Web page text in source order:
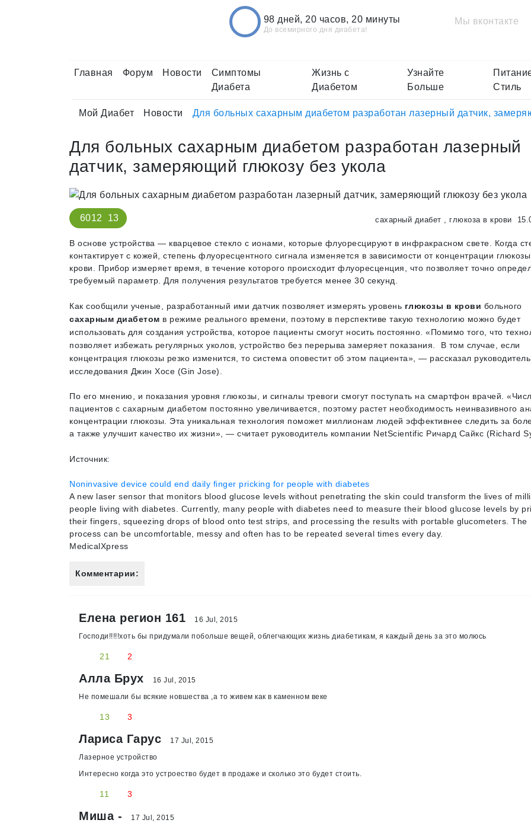
98 дней, 20 часов, 20 минуты
До всемирного дня диабета!
Мы вконтакте
Главная Форум Новости
Симптомы
Диабета
Жизнь с
Диабетом
Узнайте
Больше
Стиль
Мой Диабет Новости Для больных сахарным диабетом разработан лазерный датчик,
Для больных сахарным диабетом разработан лазерный
датчик, замеряющий глюкозу без укола
6012 13 сахарный диабет , глюкоза в крови
В основе устройства — кварцевое стекло с ионами, которые флуоресцируют в инфракрасном свете. Когда
контактирует с кожей, степень флуоресцентного сигнала изменяется в зависимости от концентрации
крови. Прибор измеряет время, в течение которого происходит флуоресценция, что позволяет точно
требуемый параметр. Для получения результатов требуется менее 30 секунд.
Как сообщили ученые, разработанный ими датчик позволяет измерять уровень глюкозы в крови больного
сахарным диабетом в режиме реального времени, поэтому в перспективе такую технологию можно будет
использовать для создания устройства, которое пациенты смогут носить постоянно. «Помимо того, что
позволяет избежать регулярных уколов, устройство без перерыва замеряет показания. В том случае, если
концентрация глюкозы резко изменится, то система оповестит об этом пациента», — рассказал руководитель
исследования Джин Хосе (Gin Jose).
По его мнению, и показания уровня глюкозы, и сигналы тревоги смогут поступать на смартфон врачей.
пациентов с сахарным диабетом постоянно увеличивается, поэтому растет необходимость неинвазивного
концентрации глюкозы. Эта уникальная технология поможет миллионам людей эффективнее следить за
а также улучшит качество их жизни», — считает руководитель компании NetScientific Ричард Сайкс (Richard
Источник:
Noninvasive device could end daily finger pricking for people with diabetes
A new laser sensor that monitors blood glucose levels without penetrating the skin could transform the lives of
people living with diabetes. Currently, many people with diabetes need to measure their blood glucose levels by
their fingers, squeezing drops of blood onto test strips, and processing the results with portable glucometers. The
process can be uncomfortable, messy and often has to be repeated several times every day.
MedicalXpress
Комментарии:
Елена регион 161
16 Jul, 2015
Господи!!!!!хоть бы придумали побольше вещей, облегчающих жизнь диабетикам, я каждый день за это молюсь
21 2
Алла Брух
16 Jul, 2015
Не помешали бы всякие новшества ,а то живем как в каменном веке
13 3
Лариса Гарус
17 Jul, 2015
Лазерное устройство
Интересно когда это устроество будет в продаже и сколько это будет стоить.
11 3
Миша -
17 Jul, 2015